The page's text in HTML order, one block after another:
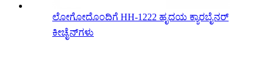
ಲೋಗೋದೊಂದಿಗೆ HH-1222 ಹೃದಯ ಕ್ಯಾರಬೈನರ್
ಕೀಚೈನ್‌ಗಳು